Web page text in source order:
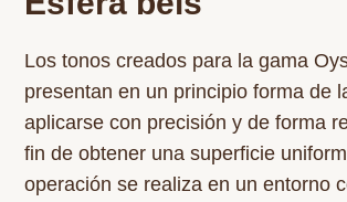
Los tonos creados para la gama
presentan en un principio forma de
aplicarse con precisión y de forma
fin de obtener una superficie
operación se realiza en un entorno